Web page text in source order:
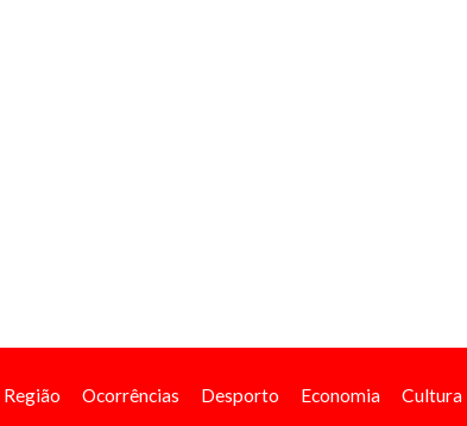
Região Ocorrências Desporto Economia Cultura